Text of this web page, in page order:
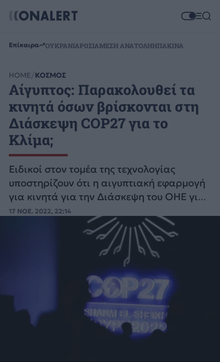
Επίκαιρα ΟΥΚΡΑΝΙΑΡΩΣΙΑΜΕΣΗ ΑΝΑΤΟΛΗΗΠΑΚΙΝΑ
HOME ΚΟΣΜΟΣ
Αίγυπτος: Παρακολουθεί τα
κινητά όσων βρίσκονται στη
Διάσκεψη COP27 για το
Κλίμα;
Ειδικοί στον τομέα της τεχνολογίας
υποστηρίζουν ότι η αιγυπτιακή εφαρμογή
για κινητά για την Διάσκεψη του ΟΗΕ για
το Κλίμα COP27 έχει μια «πολύ δόλια»
17 ΝΟΕ. 2022, 22:14